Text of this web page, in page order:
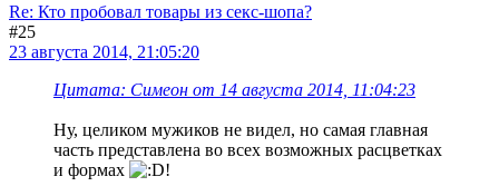
Re: Кто пробовал товары из секс-шопа?
#25
23 августа 2014, 21:05:20
Цитата: Симеон от 14 августа 2014, 11:04:23
Ну, целиком мужиков не видел, но самая главная
часть представлена во всех возможных расцветках
и формах
!